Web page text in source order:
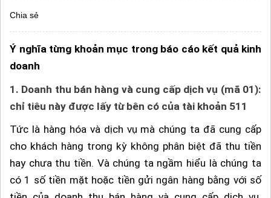
Chia sẻ
Ý nghĩa từng khoản mục trong báo cáo kết quả kinh
doanh
1. Doanh thu bán hàng và cung cấp dịch vụ (mã 01):
chỉ tiêu này được lấy từ bên có của tài khoản 511
Tức là hàng hóa và dịch vụ mà chúng ta đã cung cấp
cho khách hàng trong kỳ không phân biệt đã thu tiền
hay chưa thu tiền. Và chúng ta ngầm hiểu là chúng ta
có 1 số tiền mặt hoặc tiền gửi ngân hàng bằng với số